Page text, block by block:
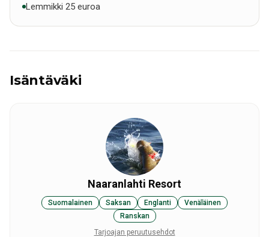
Lemmikki 25 euroa
Isäntäväki
Naaranlahti Resort
Suomalainen Saksan Englanti
Venäläinen
Ranskan
Tarjoajan peruutusehdot